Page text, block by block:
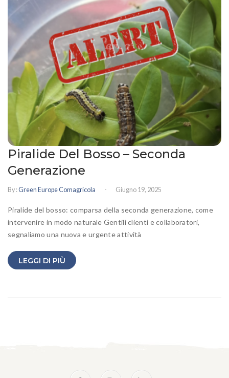
Prato fiorito
Paesaggio
Ornamentali
Speciali
Ripopolazione insetti
Idrosemina
RICHIEDI INFORMAZIONI
EN DE
Piralide Del Bosso – Seconda
Generazione
By : Green Europe Comagricola - Giugno 19, 2025
Piralide del bosso: comparsa della seconda generazione, come
intervenire in modo naturale Gentili clienti e collaboratori,
segnaliamo una nuova e urgente attività
LEGGI DI PIÙ